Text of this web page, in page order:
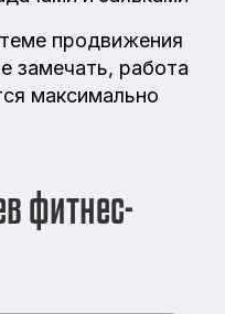
продвижения
замечать, работа
максимально
фитнес-